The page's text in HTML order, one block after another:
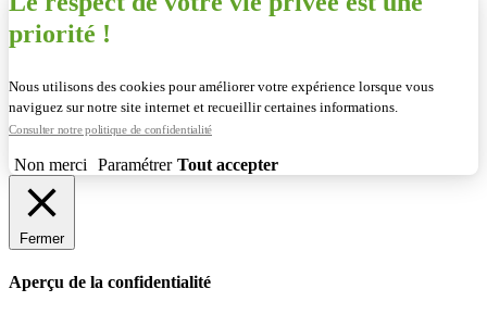
priorité !
Nous utilisons des cookies pour améliorer votre expérience lorsque vous
naviguez sur notre site internet et recueillir certaines informations.
Consulter notre politique de confidentialité
Non merci Paramétrer Tout accepter
Fermer
Aperçu de la confidentialité